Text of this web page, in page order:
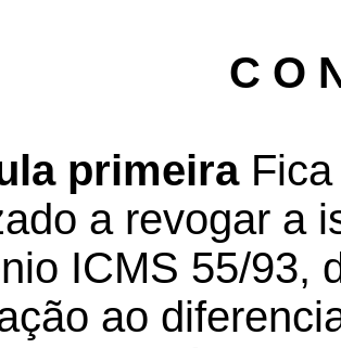
C O
primeiraFica
a revogar a
ICMS 55/93,
ao